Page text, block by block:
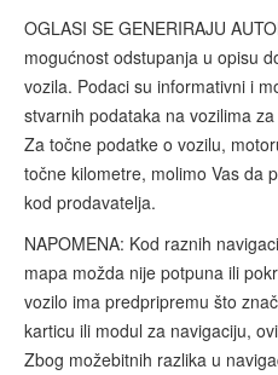
OGLASI SE GENERIRAJU
mogućnost odstupanja u opisu
vozila. Podaci su informativni i
stvarnih podataka na vozilima
Za točne podatke o vozilu,
točne kilometre, molimo Vas da
kod prodavatelja.
NAPOMENA: Kod raznih
mapa možda nije potpuna ili
vozilo ima predpripremu što
karticu ili modul za navigaciju,
Zbog možebitnih razlika u